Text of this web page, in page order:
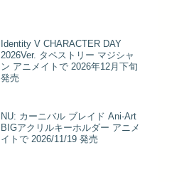
Identity V CHARACTER DAY
2026Ver. タペストリー マジシャ
ン アニメイトで 2026年12月下旬
発売
NU: カーニバル ブレイド Ani-Art
BIGアクリルキーホルダー アニメ
イトで 2026/11/19 発売